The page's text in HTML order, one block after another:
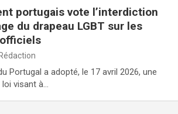
portugais vote l’interdiction
du drapeau LGBT sur les
Rédaction
Portugal a adopté, le 17 avril 2026, une
visant à…